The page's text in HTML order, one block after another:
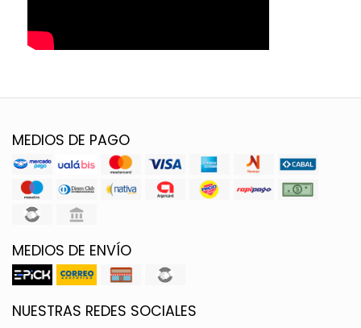
MEDIOS DE PAGO
MEDIOS DE ENVÍO
NUESTRAS REDES SOCIALES